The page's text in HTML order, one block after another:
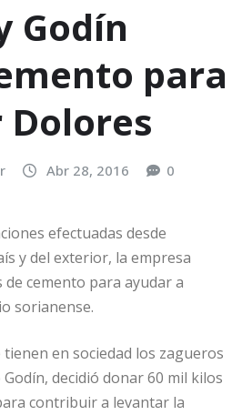
Godín
para
Abr 28, 2016 0
efectuadas desde
y del exterior, la empresa
de cemento para ayudar a
sorianense.
en sociedad los zagueros
decidió donar 60 mil kilos
contribuir a levantar la